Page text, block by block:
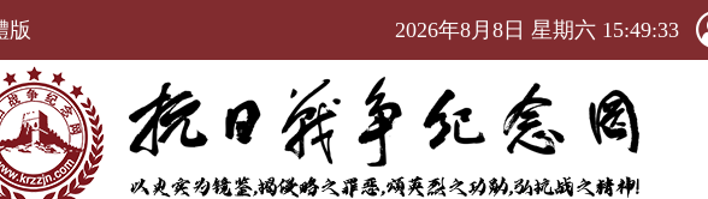
版 2026年8月8日 星期六 15:49:34